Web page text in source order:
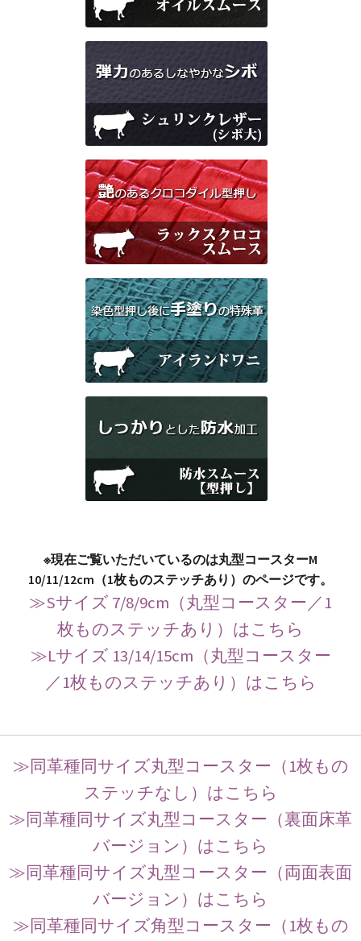
※現在ご覧いただいているのは丸型コースターM
10/11/12cm（1枚ものステッチあり）のページです。
≫Sサイズ 7/8/9cm（丸型コースター／1
枚ものステッチあり）はこちら
≫Lサイズ 13/14/15cm（丸型コースター
／1枚ものステッチあり）はこちら
≫同革種同サイズ丸型コースター（1枚もの
ステッチなし）はこちら
≫同革種同サイズ丸型コースター（裏面床革
バージョン）はこちら
≫同革種同サイズ丸型コースター（両面表面
バージョン）はこちら
≫同革種同サイズ角型コースター（1枚もの